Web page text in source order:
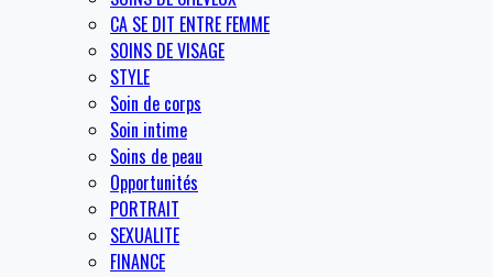
CA SE DIT ENTRE FEMME
SOINS DE VISAGE
STYLE
Soin de corps
Soin intime
Soins de peau
Opportunités
PORTRAIT
SEXUALITE
FINANCE